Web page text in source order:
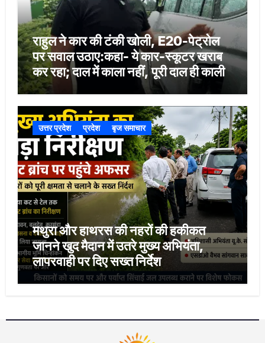
राहुल ने कार की टंकी खोली, E20-पेट्रोल
पर सवाल उठाए:कहा- ये कार-स्कूटर खराब
कर रहा; दाल में काला नहीं, पूरी दाल ही काली
उत्तर प्रदेश प्रदेश बृज समाचार
मथुरा और हाथरस की नहरों की हकीकत
जानने खुद मैदान में उतरे मुख्य अभियंता,
लापरवाही पर दिए सख्त निर्देश